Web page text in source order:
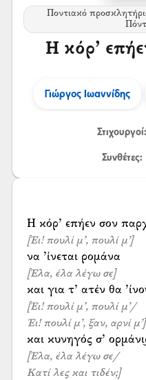
Ποντιακό
Η κόρ’
Γιώργος Ιωαννίδης
Στιχουργοί:
Συνθέτες:
[Έι! πουλί μ’, πουλί μ’]
[Έλα, έλα λέγω σε]
[Έι! πουλί μ’, πουλί μ’/
Έι! πουλί μ’, ξαν, αρνί μ’]
[Έλα, έλα λέγω σε/
Κατί λες και τιδέν;]